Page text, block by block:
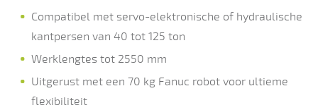
Compatibel met servo-elektronische of hydraulische
kantpersen van 40 tot 125 ton
Werklengtes tot 2550 mm
Uitgerust met een 70 kg Fanuc robot voor ultieme
flexibiliteit